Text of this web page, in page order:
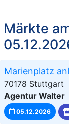
Märkte
Marienplatz
70178 Stuttgart
Agentur Walter
05.12.2026